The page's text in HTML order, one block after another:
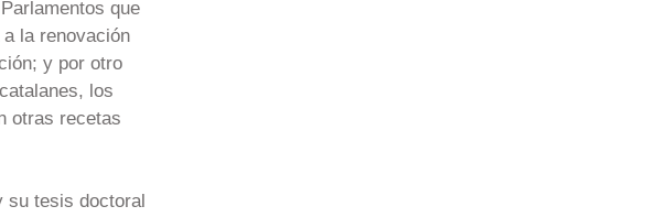
que
la renovación
y por otro
los
otras recetas
su tesis doctoral